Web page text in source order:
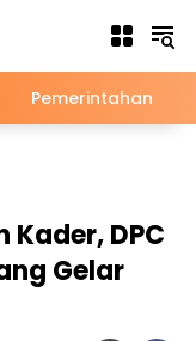
Pemerintahan
DPC
Gelar